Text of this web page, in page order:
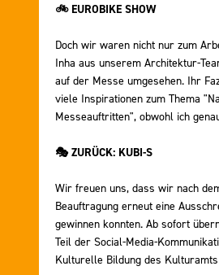
🚲 EUROBIKE SHOW
Doch wir waren nicht nur zum
Inha aus unserem Architektur-
auf der Messe umgesehen. Ihr
viele Inspirationen zum Thema
Messeauftritten", obwohl ich
🎭ZURÜCK: KUBI-S
Wir freuen uns, dass wir nach
Beauftragung erneut eine
gewinnen konnten. Ab sofort
Teil der Social-Media-
Kulturelle Bildung des